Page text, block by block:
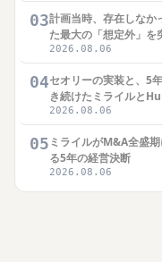
03計画当時、存在しなか
た最大の「想定外」を
2026.08.06
04セオリーの実装と、5
き続けたミライルと
2026.08.06
05 ミライルがM&A全盛
る5年の経営決断
2026.08.06